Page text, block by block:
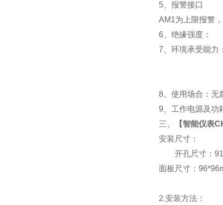
5
报警接口
AM1为上限报警
6
绝缘强度：
7
环境承受
8 、使用场合：
9 、工作电源及功
三、
【智能仪表
安装尺寸：
开孔尺寸：
面板尺寸：
2.安装方法：